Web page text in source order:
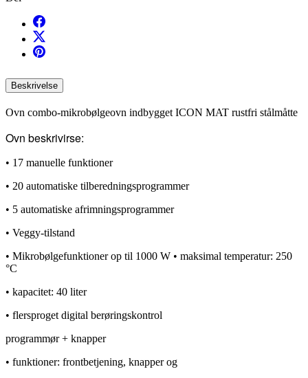
Beskrivelse
Ovn combo-mikrobølgeovn indbygget ICON MAT rustfri stålmåtte
Ovn beskrivirse:
• 17 manuelle funktioner
• 20 automatiske tilberedningsprogrammer
• 5 automatiske afrimningsprogrammer
• Veggy-tilstand
• Mikrobølgefunktioner op til 1000 W • maksimal temperatur: 250
°C
• kapacitet: 40 liter
• flersproget digital berøringskontrol
programmør + knapper
• funktioner: frontbetjening, knapper og